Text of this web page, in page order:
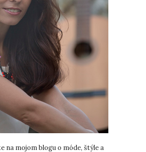
na mojom blogu o móde, štýle a